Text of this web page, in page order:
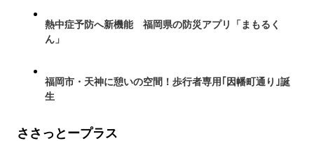
熱中症予防へ新機能 福岡県の防災アプリ「まもるく
ん」
福岡市・天神に憩いの空間！歩行者専用｢因幡町通り｣誕
生
ささっとープラス